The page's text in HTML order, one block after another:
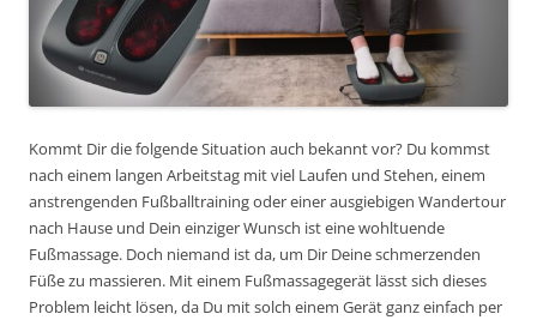
Kommt Dir die folgende Situation auch bekannt vor? Du kommst
nach einem langen Arbeitstag mit viel Laufen und Stehen, einem
anstrengenden Fußballtraining oder einer ausgiebigen Wandertour
nach Hause und Dein einziger Wunsch ist eine wohltuende
Fußmassage. Doch niemand ist da, um Dir Deine schmerzenden
Füße zu massieren. Mit einem Fußmassagegerät lässt sich dieses
Problem leicht lösen, da Du mit solch einem Gerät ganz einfach per